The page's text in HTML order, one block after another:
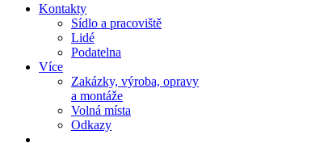
Kontakty
Sídlo a pracoviště
Lidé
Podatelna
Více
Zakázky, výroba, opravy
a montáže
Volná místa
Odkazy